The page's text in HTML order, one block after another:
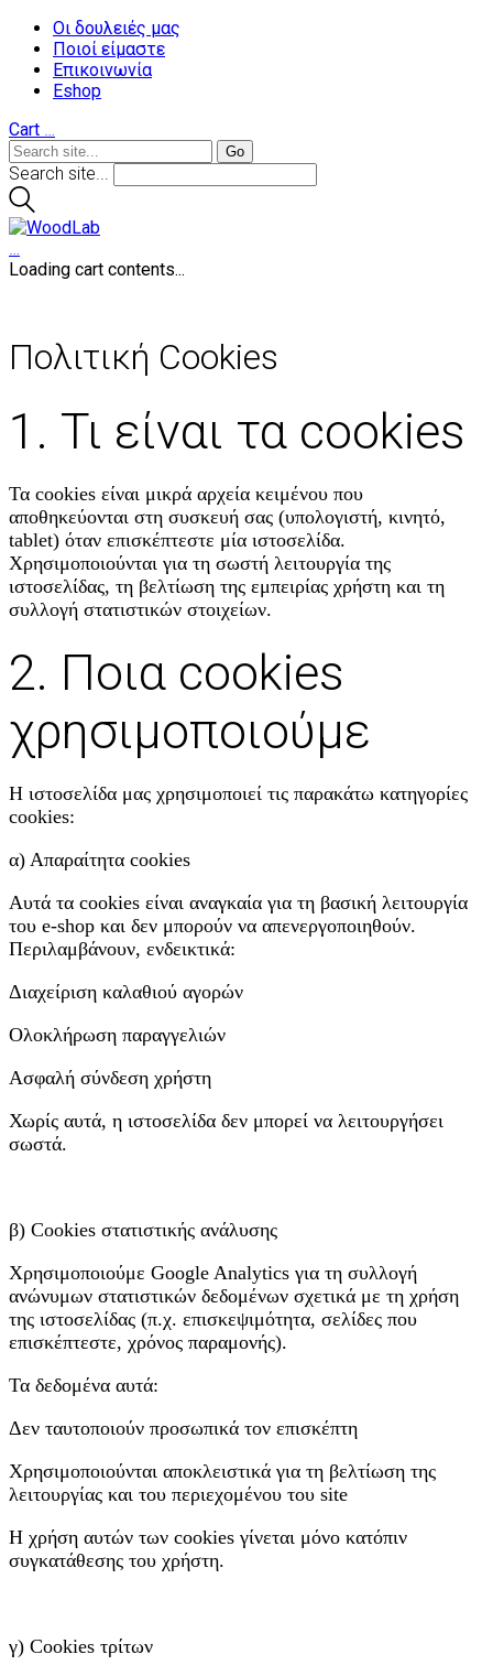
Οι δουλειές μας
Ποιοί είμαστε
Επικοινωνία
Eshop
Cart …
Search site...
…
Loading cart contents...
Πολιτική Cookies
1. Τι είναι τα cookies
Τα cookies είναι μικρά αρχεία κειμένου που
αποθηκεύονται στη συσκευή σας (υπολογιστή, κινητό,
tablet) όταν επισκέπτεστε μία ιστοσελίδα.
Χρησιμοποιούνται για τη σωστή λειτουργία της
ιστοσελίδας, τη βελτίωση της εμπειρίας χρήστη και τη
συλλογή στατιστικών στοιχείων.
2. Ποια cookies
χρησιμοποιούμε
Η ιστοσελίδα μας χρησιμοποιεί τις παρακάτω κατηγορίες
cookies:
α) Απαραίτητα cookies
Αυτά τα cookies είναι αναγκαία για τη βασική λειτουργία
του e-shop και δεν μπορούν να απενεργοποιηθούν.
Περιλαμβάνουν, ενδεικτικά:
Διαχείριση καλαθιού αγορών
Ολοκλήρωση παραγγελιών
Ασφαλή σύνδεση χρήστη
Χωρίς αυτά, η ιστοσελίδα δεν μπορεί να λειτουργήσει
σωστά.
β) Cookies στατιστικής ανάλυσης
Χρησιμοποιούμε Google Analytics για τη συλλογή
ανώνυμων στατιστικών δεδομένων σχετικά με τη χρήση
της ιστοσελίδας (π.χ. επισκεψιμότητα, σελίδες που
επισκέπτεστε, χρόνος παραμονής).
Τα δεδομένα αυτά:
Δεν ταυτοποιούν προσωπικά τον επισκέπτη
Χρησιμοποιούνται αποκλειστικά για τη βελτίωση της
λειτουργίας και του περιεχομένου του site
Η χρήση αυτών των cookies γίνεται μόνο κατόπιν
συγκατάθεσης του χρήστη.
γ) Cookies τρίτων